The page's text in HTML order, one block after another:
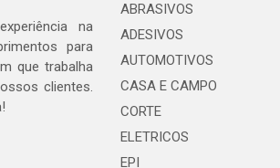
na
para
que trabalha
clientes.
ABRASIVOS
ADESIVOS
AUTOMOTIVOS
CASA E CAMPO
CORTE
ELETRICOS
EPI